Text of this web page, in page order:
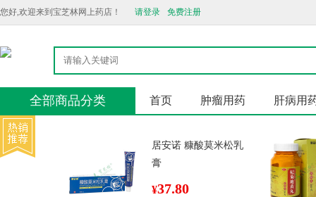
您好,欢迎来到宝芝林网上药店！ 请登录 免费注册
全部商品分类 首页 肿瘤用药 肝病用
居安诺 糠酸莫米松乳
膏
¥37.80